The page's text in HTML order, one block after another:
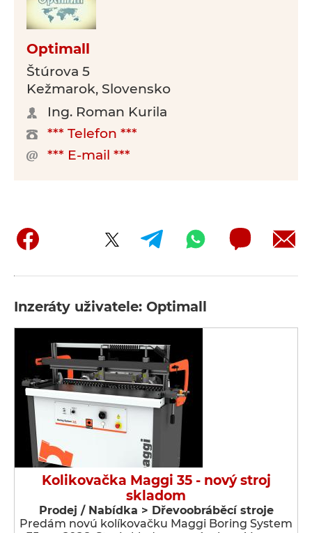
Optimall
Štúrova 5
Kežmarok, Slovensko
Ing. Roman Kurila
*** Telefon ***
*** E-mail ***
Inzeráty uživatele: Optimall
Kolikovačka Maggi 35 - nový stroj
skladom
Prodej / Nabídka > Dřevoobráběcí stroje
Predám novú kolíkovačku Maggi Boring System